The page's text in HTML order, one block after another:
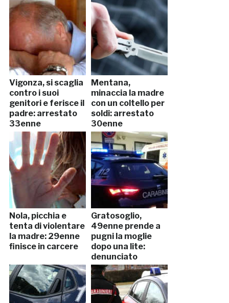
Vigonza, si scaglia
contro i suoi
genitori e ferisce il
padre: arrestato
33enne
Mentana,
minaccia la madre
con un coltello per
soldi: arrestato
30enne
Nola, picchia e
tenta di violentare
la madre: 29enne
finisce in carcere
Gratosoglio,
49enne prende a
pugni la moglie
dopo una lite:
denunciato